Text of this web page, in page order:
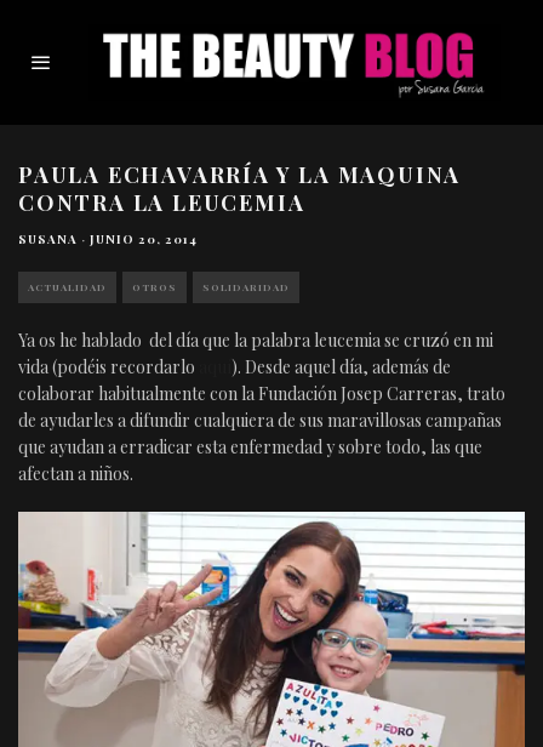
PAULA ECHAVARRÍA Y LA MAQUINA
CONTRA LA LEUCEMIA
SUSANA · JUNIO 20, 2014
ACTUALIDAD OTROS SOLIDARIDAD
Ya os he hablado del día que la palabra leucemia se cruzó en mi
vida (podéis recordarlo
). Desde aquel día, además de
colaborar habitualmente con la Fundación Josep Carreras, trato
de ayudarles a difundir cualquiera de sus maravillosas campañas
que ayudan a erradicar esta enfermedad y sobre todo, las que
afectan a niños.